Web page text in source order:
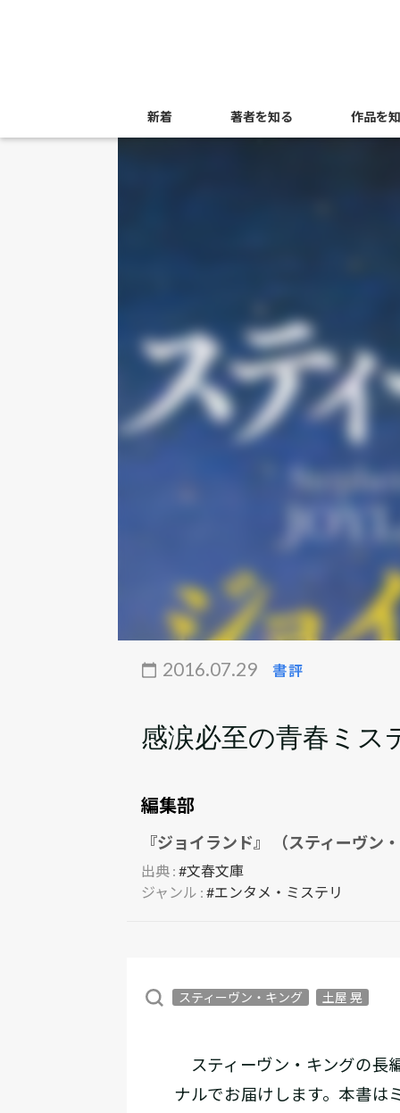
新着 著者を知る 作品を
2016.07.29 書評
感涙必至の青春ミス
編集部
『ジョイランド』 （スティーヴン
出典 : #文春文庫
ジャンル : #エンタメ・ミステリ
スティーヴン・キング 土屋 晃
スティーヴン・キングの長
ナルでお届けします。本書は